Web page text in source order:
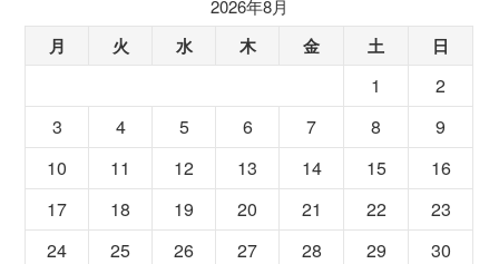
2026年8月
月 火 水 木 金 土 日
1
2
3
4 5 6 7 8
9
10
11 12 13 14 15
16
17
18 19 20 21 22
23
24
25 26 27 28 29
30